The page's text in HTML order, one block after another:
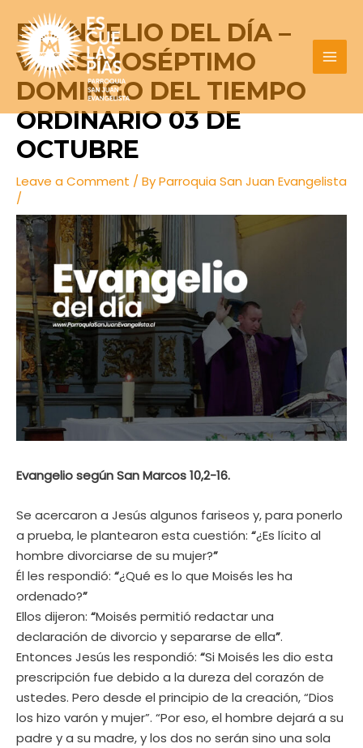
content
EVANGELIO DEL DÍA –
VIGESIMOSÉPTIMO
DOMINGO DEL TIEMPO
ORDINARIO 03 DE
OCTUBRE
Leave a Comment / ByParroquia San Juan Evangelista
/
Evangelio según San Marcos 10,2-16.
Se acercaron a Jesús algunos fariseos y, para ponerlo
a prueba, le plantearon esta cuestión: “¿Es lícito al
hombre divorciarse de su mujer?”
Él les respondió: “¿Qué es lo que Moisés les ha
ordenado?”
Ellos dijeron: “Moisés permitió redactar una
declaración de divorcio y separarse de ella”.
Entonces Jesús les respondió: “Si Moisés les dio esta
prescripción fue debido a la dureza del corazón de
ustedes. Pero desde el principio de la creación, “Dios
los hizo varón y mujer”. “Por eso, el hombre dejará a su
padre y a su madre, y los dos no serán sino una sola
navigation